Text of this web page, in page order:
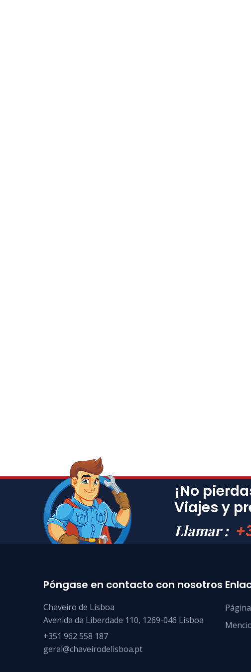
¡No
Viajes y
Llamar :
Póngase en contacto con nosotros
Chaveiro de Lisboa
Avenida da Liberdade 110, 1269-046 Lisboa
+351 962 558 187
geral@chaveirodelisboa.pt